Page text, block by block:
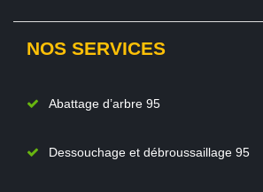
NOS SERVICES
Abattage d’arbre 95
Dessouchage et débroussaillage 95